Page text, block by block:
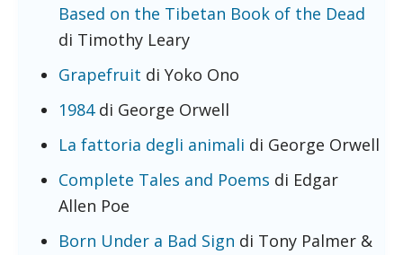
Based on the Tibetan Book of the Dead
di Timothy Leary
Grapefruit di Yoko Ono
1984di George Orwell
La fattoria degli animali di George Orwell
Complete Tales and Poems di Edgar
Allen Poe
Born Under a Bad Sign di Tony Palmer &